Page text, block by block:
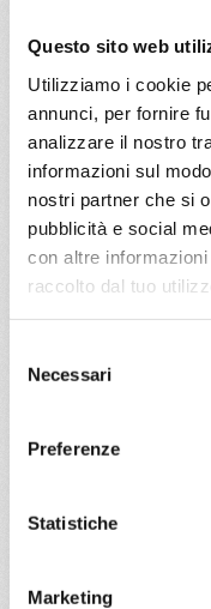
Questo sito web
Utilizziamo i cookie
annunci, per fornire
analizzare il nostro
informazioni sul
nostri partner che si
pubblicità e social
con altre
raccolto dal tuo
delNecessari
Preferenze
Statistiche
Marketing
Genova, Marsiglia,
Olbia, Genova,